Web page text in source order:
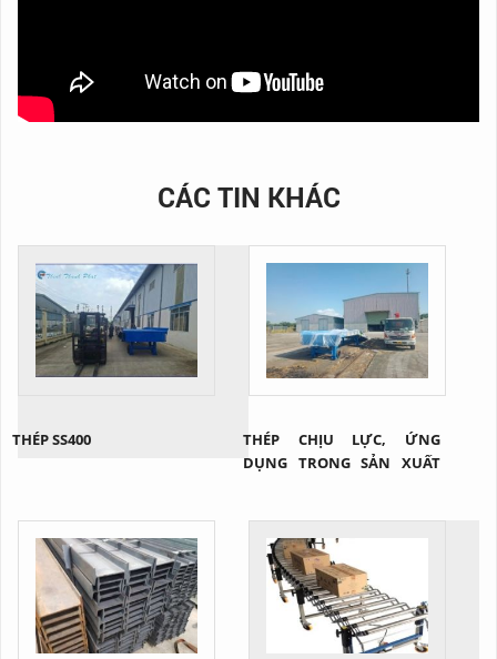
CÁC TIN KHÁC
THÉP SS400
THÉP CHỊU LỰC, ỨNG
DỤNG TRONG SẢN XUẤT